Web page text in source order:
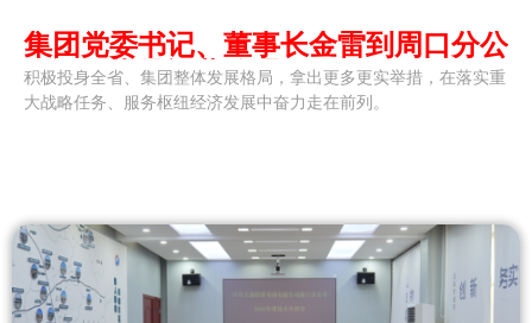
集团党委书记、董事长金雷到周口分公
司调研指导运营管理工作
积极投身全省、集团整体发展格局，拿出更多更实举措，在落实重
大战略任务、服务枢纽经济发展中奋力走在前列。